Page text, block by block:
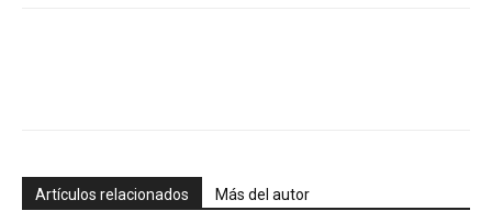
Artículos relacionados Más del autor